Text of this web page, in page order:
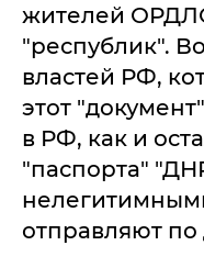
жителей
"республик".
властей РФ,
этот
в РФ, как и
"паспорта"
отправляют